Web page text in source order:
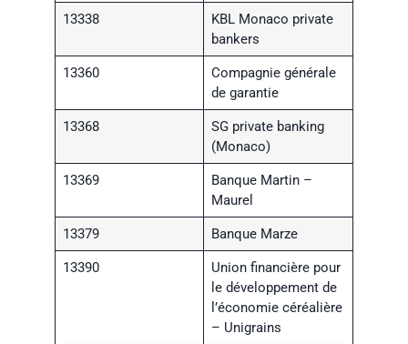
13338
KBL Monaco private
bankers
13360
Compagnie générale
de garantie
13368
SG private banking
(Monaco)
13369
Banque Martin –
Maurel
13379 Banque Marze
13390
Union financière pour
le développement de
l’économie céréalière
– Unigrains